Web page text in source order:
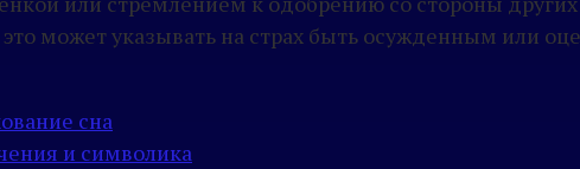
может указывать на страх быть осужденным или
сна
и символика